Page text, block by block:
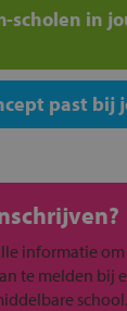
scholen in
past bij
informatie
te melden bij
school.